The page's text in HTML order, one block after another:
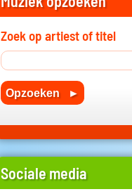
Zoek op artiest of titel
Sociale media